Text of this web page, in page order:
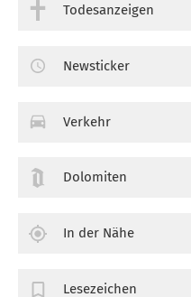
Todesanzeigen
Newsticker
Verkehr
Dolomiten
In der Nähe
Lesezeichen